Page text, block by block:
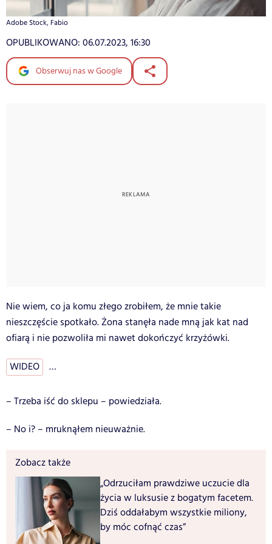
Adobe Stock, Fabio
OPUBLIKOWANO: 06.07.2023, 16:30
Obserwuj nas w Google
Nie wiem, co ja komu złego zrobiłem, że mnie takie
nieszczęście spotkało. Żona stanęła nade mną jak kat nad
ofiarą i nie pozwoliła mi nawet dokończyć krzyżówki.
WIDEO …
– Trzeba iść do sklepu – powiedziała.
– No i? – mruknąłem nieuważnie.
Zobacz także
„Odrzuciłam prawdziwe uczucie dla
życia w luksusie z bogatym facetem.
Dziś oddałabym wszystkie miliony,
by móc cofnąć czas”